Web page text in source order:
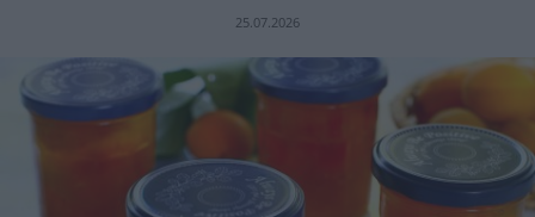
25.07.2026